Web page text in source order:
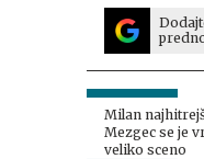
Milan
Mezgec se je
veliko sceno